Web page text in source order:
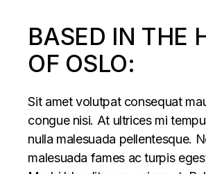
BASED IN THE
OF OSLO:
Sit amet volutpat consequat
congue nisi. At ultrices mi
nulla malesuada pellentesque.
malesuada fames ac turpis